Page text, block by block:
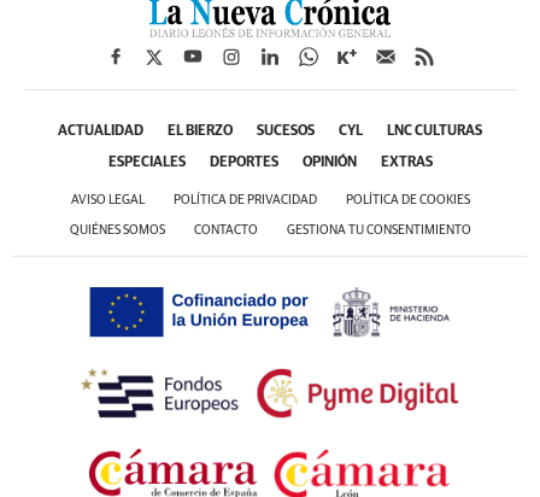
ACTUALIDAD EL BIERZO SUCESOS CYL LNC CULTURAS
ESPECIALES DEPORTES OPINIÓN EXTRAS
AVISO LEGAL POLÍTICA DE PRIVACIDAD POLÍTICA DE COOKIES
QUIÉNES SOMOS CONTACTO GESTIONA TU CONSENTIMIENTO